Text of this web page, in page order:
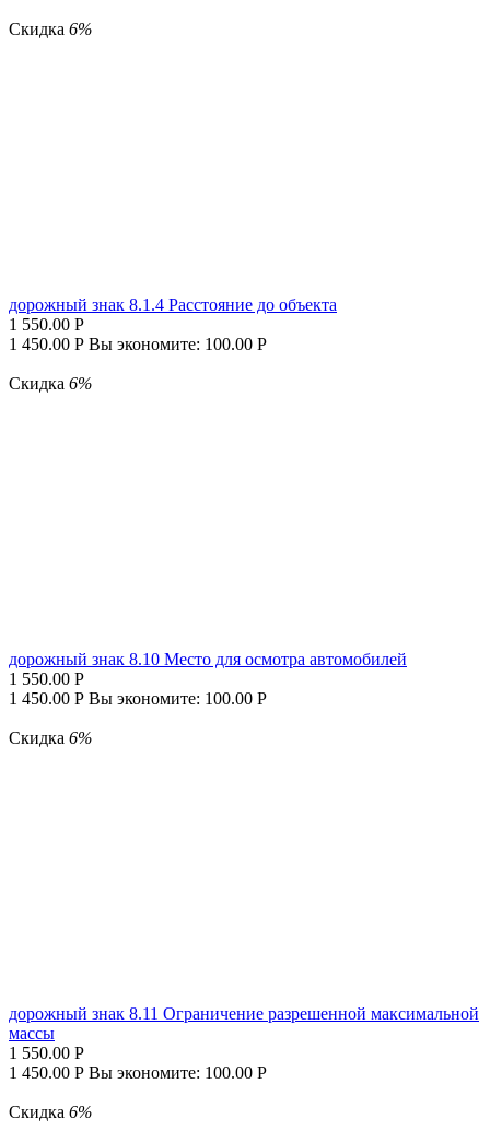
Скидка 6%
дорожный знак 8.1.4 Расстояние до объекта
1 550.00 Р
1 450.00 Р Вы экономите: 100.00 Р
Скидка 6%
дорожный знак 8.10 Место для осмотра автомобилей
1 550.00 Р
1 450.00 Р Вы экономите: 100.00 Р
Скидка 6%
дорожный знак 8.11 Ограничение разрешенной максимальной
массы
1 550.00 Р
1 450.00 Р Вы экономите: 100.00 Р
Скидка 6%